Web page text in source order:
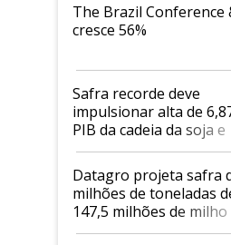
The Brazil Conference
cresce 56%
Safra recorde deve
impulsionar alta de
PIB da cadeia da soja e
biodiesel em 2026
Datagro projeta safra
milhões de toneladas
147,5 milhões de milho
2026/27